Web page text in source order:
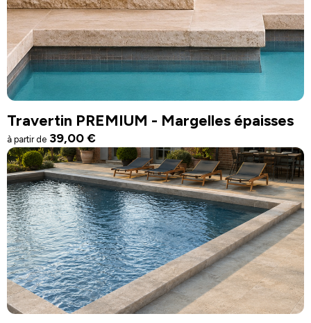
Travertin PREMIUM - Margelles épaisses
à partir de 39,00€